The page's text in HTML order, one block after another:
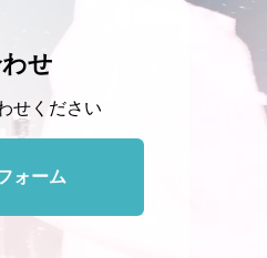
せ
せください
ォーム